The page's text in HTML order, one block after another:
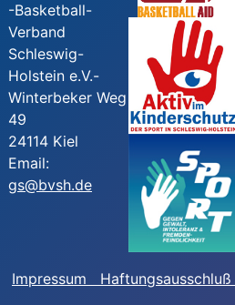
-Basketball-
Verband
Schleswig-
Holstein e.V.-
Winterbeker Weg
49
24114 Kiel
Email:
gs@bvsh.de
Impressum Haftungsausschluß